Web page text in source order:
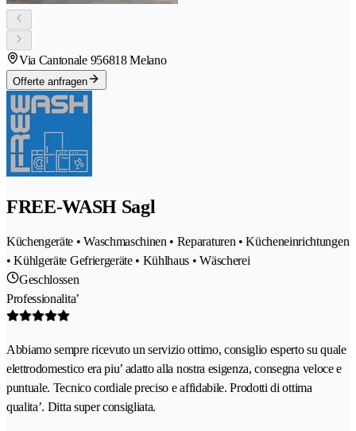
Via Cantonale 956818 Melano
Offerte anfragen
FREE-WASH Sagl
Küchengeräte • Waschmaschinen • Reparaturen • Kücheneinrichtungen
• Kühlgeräte Gefriergeräte • Kühlhaus • Wäscherei
Geschlossen
Professionalita’
Abbiamo sempre ricevuto un servizio ottimo, consiglio esperto su quale
elettrodomestico era piu’ adatto alla nostra esigenza, consegna veloce e
puntuale. Tecnico cordiale preciso e affidabile. Prodotti di ottima
qualita’. Ditta super consigliata.